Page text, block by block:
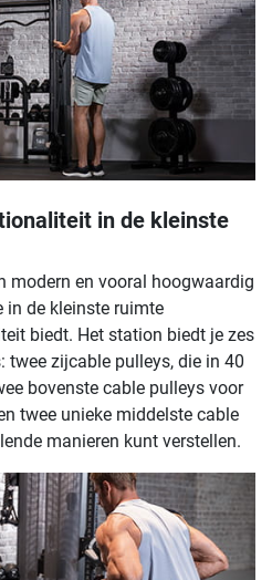
in de kleinste
modern en vooral hoogwaardig
in de kleinste ruimte
biedt. Het station biedt je zes
twee zijcable pulleys, die in 40
bovenste cable pulleys voor
twee unieke middelste cable
manieren kunt verstellen.